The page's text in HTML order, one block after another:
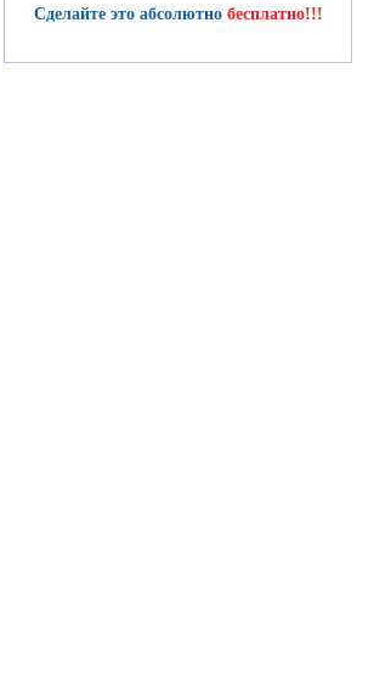
Сделайте это абсолютно бесплатно!!!